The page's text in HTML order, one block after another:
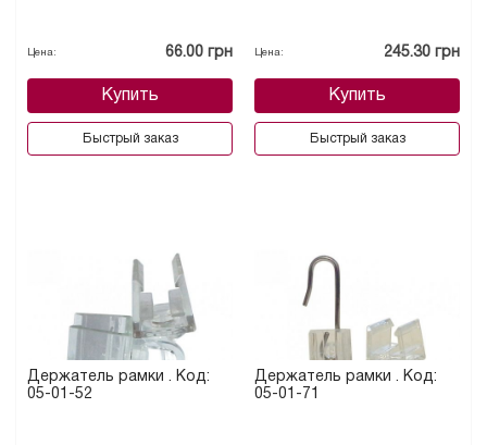
Цена: 66.00 грн
Купить
Быстрый заказ
Цена: 245.30 грн
Купить
Быстрый заказ
Держатель рамки . Код:
05-01-52
Держатель рамки . Код:
05-01-71